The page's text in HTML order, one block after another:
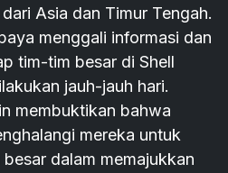
Asia dan Timur Tengah.
menggali informasi dan
tim-tim besar di Shell
jauh-jauh hari.
membuktikan bahwa
mereka untuk
dalam memajukkan